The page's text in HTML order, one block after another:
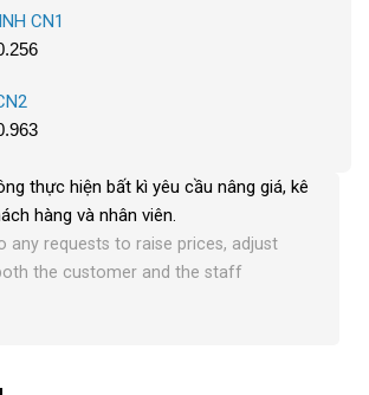
CN1
thực hiện bất kì yêu cầu nâng giá, kê
hàng và nhân viên.
any requests to raise prices, adjust
the customer and the staff